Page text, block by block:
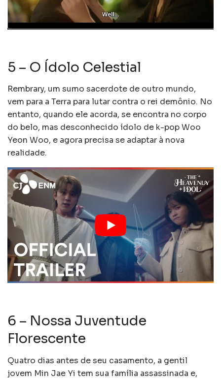
5 – O Ídolo Celestial
Rembrary, um sumo sacerdote de outro mundo,
vem para a Terra para lutar contra o rei demônio. No
entanto, quando ele acorda, se encontra no corpo
do belo, mas desconhecido ídolo de k-pop Woo
Yeon Woo, e agora precisa se adaptar à nova
realidade.
6 – Nossa Juventude
Florescente
Quatro dias antes de seu casamento, a gentil
jovem Min Jae Yi tem sua família assassinada e,